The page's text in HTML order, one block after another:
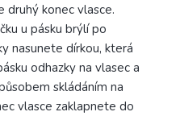
druhý konec vlasce.
u pásku brýlí po
nasunete dírkou, která
odhazky na vlasec a
skládáním na
vlasce zaklapnete do